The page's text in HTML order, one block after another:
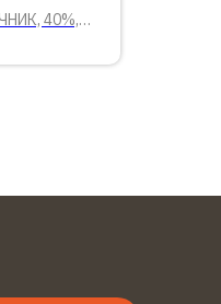
40%,